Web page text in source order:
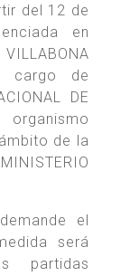
del 12 de
en
cargo de
DE
de la
el
será
partidas